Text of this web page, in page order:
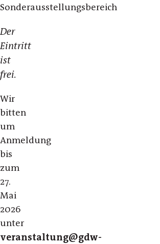
Sonderausstellungsbereich
Der
Eintritt
ist
frei.
Wir
bitten
um
Anmeldung
bis
zum
27.
Mai
2026
unter
veranstaltung@gdw-